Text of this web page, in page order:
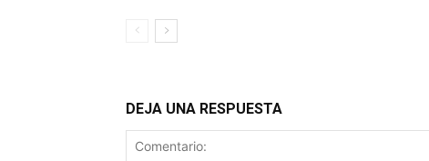
DEJA UNA RESPUESTA